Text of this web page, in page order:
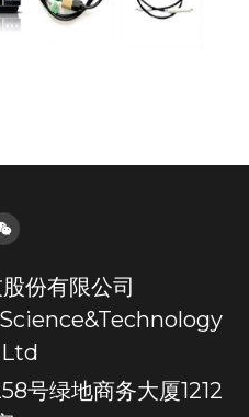
份有限公司
号绿地商务大厦1212